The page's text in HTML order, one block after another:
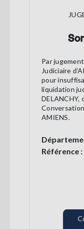
Par
Judiciaire
pour
liquidation
DELANCHY,
AMIENS.
Référence :